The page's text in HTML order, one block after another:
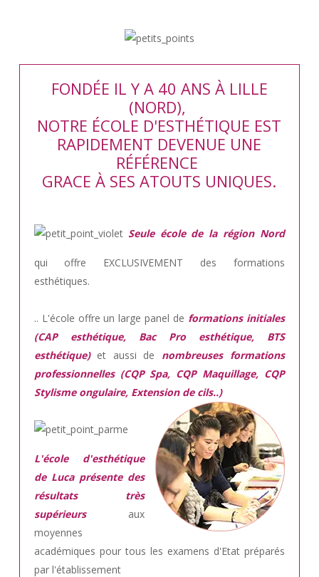
FONDÉE IL Y A 40 ANS À LILLE
(NORD),
NOTRE ÉCOLE D'ESTHÉTIQUE EST
RAPIDEMENT DEVENUE UNE
RÉFÉRENCE
GRACE À SES ATOUTS UNIQUES.
Seule école de la région Nord
qui offre EXCLUSIVEMENT des formations
esthétiques.
.. L'école offre un large panel de formations initiales
(CAP esthétique, Bac Pro esthétique, BTS
esthétique) et aussi de nombreuses formations
professionnelles (CQP Spa, CQP Maquillage, CQP
Stylisme ongulaire, Extension de cils..)
L'école d'esthétique
de Luca présente des
résultats très
supérieurs aux
moyennes
académiques pour tous les examens d'Etat préparés
par l'établissement